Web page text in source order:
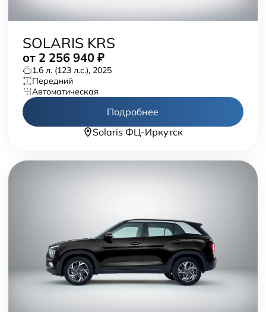
SOLARIS KRS
от 2 256 940 ₽
1.6 л. (123 л.с.), 2025
передний
автоматическая
Подробнее
Solaris ФЦ-Иркутск